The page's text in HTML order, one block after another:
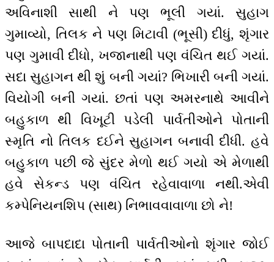
અવિનાશી સાથી ને પણ ભૂલી ગયાં. સુહાગ
ગુમાવ્યો, તિલક ને પણ મિટાવી (ભૂસી) દીધું, શૃંગાર
પણ ગુમાવી દીધો, ખજાનાથી પણ વંચિત થઈ ગયાં.
સદા સુહાગન થી શું બની ગયાં? ભિખારી બની ગયાં.
વિયોગી બની ગયાં. છતાં પણ અમરનાથે આવીને
બહુકાળ થી વિખૂટી પડેલી પાર્વતીઓને પોતાની
સ્મૃતિ નો તિલક દઈને સુહાગન બનાવી દીધી. હવે
બહુકાળ પછી જે સુંદર મેળો થઈ ગયો એ મેળાથી
હવે સેકન્ડ પણ વંચિત રહેવાવાળા નથી.એવી
કમ્પેનિયનશિપ (સાથ) નિભાવવાવાળા છો ને!
આજે બાપદાદા પોતાની પાર્વતીઓનો શૃંગાર જોઈ